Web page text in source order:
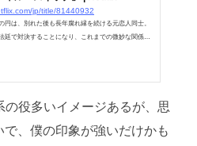
jp/title/81440932
円は、別れた後も長年腐れ縁を続ける元恋人同士。
廷で対決することになり、これまでの微妙な関係に
役多いイメージあるが、思
、僕の印象が強いだけかも